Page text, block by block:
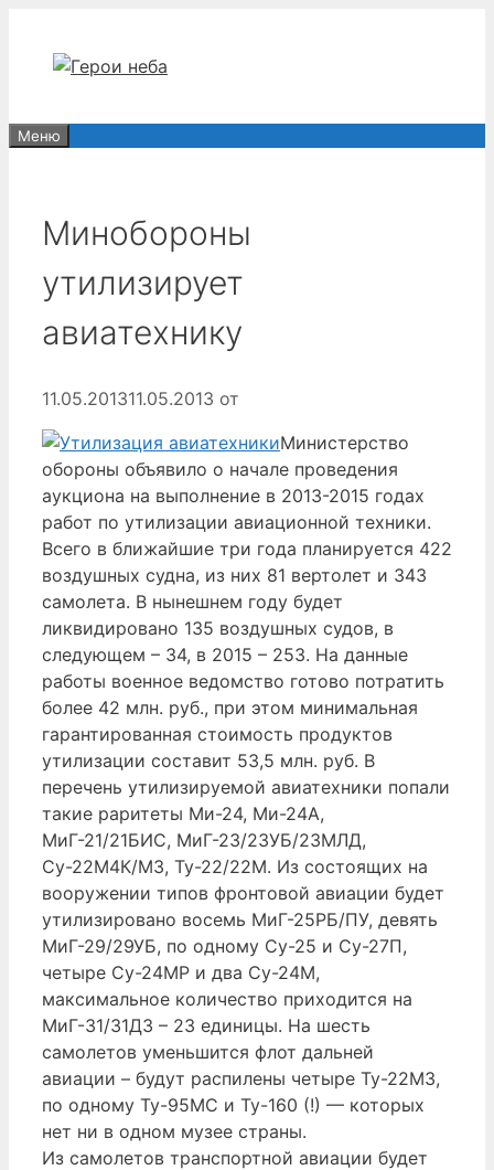
содержимому
Меню
Минобороны
утилизирует
авиатехнику
11.05.201311.05.2013 от
Министерство
обороны объявило о начале проведения
аукциона на выполнение в 2013-2015 годах
работ по утилизации авиационной техники.
Всего в ближайшие три года планируется 422
воздушных судна, из них 81 вертолет и 343
самолета. В нынешнем году будет
ликвидировано 135 воздушных судов, в
следующем – 34, в 2015 – 253. На данные
работы военное ведомство готово потратить
более 42 млн. руб., при этом минимальная
гарантированная стоимость продуктов
утилизации составит 53,5 млн. руб. В
перечень утилизируемой авиатехники попали
такие раритеты Ми-24, Ми-24А,
МиГ-21/21БИС, МиГ-23/23УБ/23МЛД,
Су-22М4К/М3, Ту-22/22М. Из состоящих на
вооружении типов фронтовой авиации будет
утилизировано восемь МиГ-25РБ/ПУ, девять
МиГ-29/29УБ, по одному Су-25 и Су-27П,
четыре Су-24МР и два Су-24М,
максимальное количество приходится на
МиГ-31/31ДЗ – 23 единицы. На шесть
самолетов уменьшится флот дальней
авиации – будут распилены четыре Ту-22М3,
по одному Ту-95МС и Ту-160 (!) — которых
нет ни в одном музее страны.
Из самолетов транспортной авиации будет